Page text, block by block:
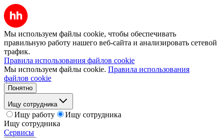
Мы используем файлы cookie, чтобы обеспечивать
правильную работу нашего веб-сайта и анализировать сетевой
трафик.
Правила использования файлов cookie
Мы используем файлы cookie. Правила использования
файлов cookie
Понятно
Ищу сотрудника
Ищу работу
Ищу сотрудника
Ищу сотрудника
Сервисы